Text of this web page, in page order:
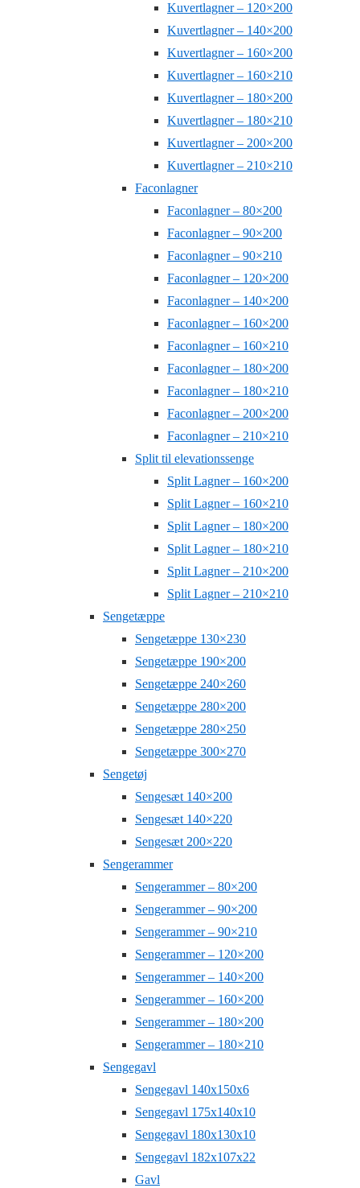
Kuvertlagner – 120×200
Kuvertlagner – 140×200
Kuvertlagner – 160×200
Kuvertlagner – 160×210
Kuvertlagner – 180×200
Kuvertlagner – 180×210
Kuvertlagner – 200×200
Kuvertlagner – 210×210
Faconlagner
Faconlagner – 80×200
Faconlagner – 90×200
Faconlagner – 90×210
Faconlagner – 120×200
Faconlagner – 140×200
Faconlagner – 160×200
Faconlagner – 160×210
Faconlagner – 180×200
Faconlagner – 180×210
Faconlagner – 200×200
Faconlagner – 210×210
Split til elevationssenge
Split Lagner – 160×200
Split Lagner – 160×210
Split Lagner – 180×200
Split Lagner – 180×210
Split Lagner – 210×200
Split Lagner – 210×210
Sengetæppe
Sengetæppe 130×230
Sengetæppe 190×200
Sengetæppe 240×260
Sengetæppe 280×200
Sengetæppe 280×250
Sengetæppe 300×270
Sengetøj
Sengesæt 140×200
Sengesæt 140×220
Sengesæt 200×220
Sengerammer
Sengerammer – 80×200
Sengerammer – 90×200
Sengerammer – 90×210
Sengerammer – 120×200
Sengerammer – 140×200
Sengerammer – 160×200
Sengerammer – 180×200
Sengerammer – 180×210
Sengegavl
Sengegavl 140x150x6
Sengegavl 175x140x10
Sengegavl 180x130x10
Sengegavl 182x107x22
Gavl